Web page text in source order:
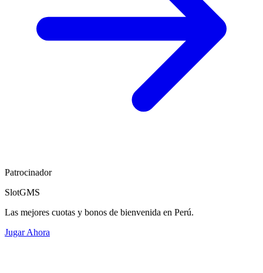
Patrocinador
SlotGMS
Las mejores cuotas y bonos de bienvenida en Perú.
Jugar Ahora